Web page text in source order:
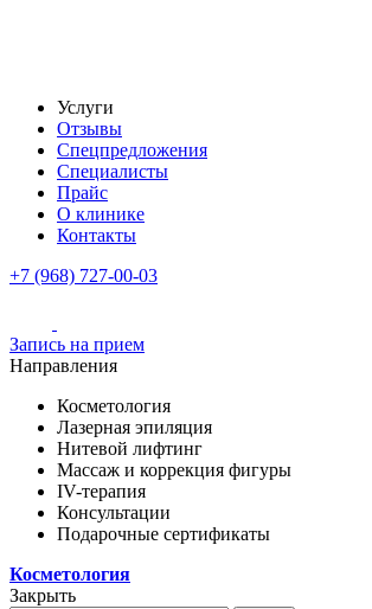
Услуги
Отзывы
Спецпредложения
Специалисты
Прайс
О клинике
Контакты
+7 (968) 727-00-03
Запись на прием
Направления
Косметология
Лазерная эпиляция
Нитевой лифтинг
Массаж и коррекция фигуры
IV-терапия
Консультации
Подарочные сертификаты
Косметология
Закрыть